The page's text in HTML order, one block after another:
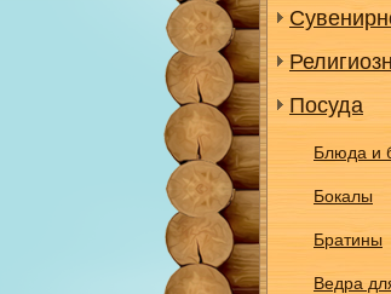
Посуда
Блюда и
Бокалы
Братины
Ведра